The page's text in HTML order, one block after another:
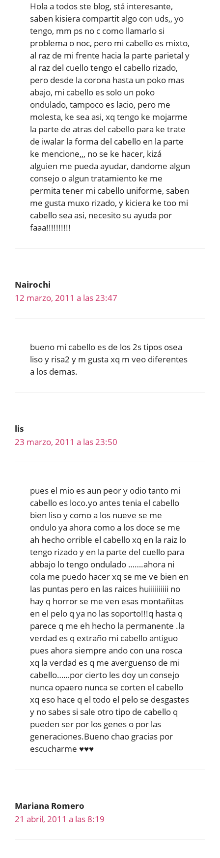
Hola a todos ste blog, stá interesante,
saben kisiera compartit algo con uds,, yo
tengo, mm ps no c como llamarlo si
problema o noc, pero mi cabello es mixto,
al raz de mi frente hacia la parte parietal y
al raz del cuello tengo el cabello rizado,
pero desde la corona hasta un poko mas
abajo, mi cabello es solo un poko
ondulado, tampoco es lacio, pero me
molesta, ke sea asi, xq tengo ke mojarme
la parte de atras del cabello para ke trate
de iwalar la forma del cabello en la parte
ke mencione,,, no se ke hacer, kizá
alguien me pueda ayudar, dandome algun
consejo o algun tratamiento ke me
permita tener mi cabello uniforme, saben
me gusta muxo rizado, y kiciera ke too mi
cabello sea asi, necesito su ayuda por
faaa!!!!!!!!!!
Nairochi
12 marzo, 2011 a las 23:47
bueno mi cabello es de los 2s tipos osea
liso y risa2 y m gusta xq m veo diferentes
a los demas.
lis
23 marzo, 2011 a las 23:50
pues el mio es aun peor y odio tanto mi
cabello es loco.yo antes tenia el cabello
bien liso y como a los nueve se me
ondulo ya ahora como a los doce se me
ah hecho orrible el cabello xq en la raiz lo
tengo rizado y en la parte del cuello para
abbajo lo tengo ondulado …….ahora ni
cola me puedo hacer xq se me ve bien en
las puntas pero en las raices huiiiiiiiiii no
hay q horror se me ven esas montañitas
en el pelo q ya no las soporto!!!q hasta q
parece q me eh hecho la permanente .la
verdad es q extraño mi cabello antiguo
pues ahora siempre ando con una rosca
xq la verdad es q me averguenso de mi
cabello……por cierto les doy un consejo
nunca opaero nunca se corten el cabello
xq eso hace q el todo el pelo se desgastes
y no sabes si sale otro tipo de cabello q
pueden ser por los genes o por las
generaciones.Bueno chao gracias por
escucharme ♥♥♥
Mariana Romero
21 abril, 2011 a las 8:19